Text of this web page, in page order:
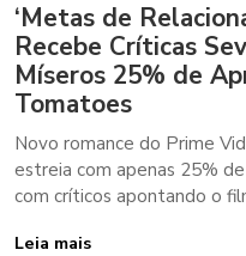
‘Metas de
Recebe Críticas
Míseros 25% de
Tomatoes
Novo romance do Prime
estreia com apenas 25%
com críticos apontando o
Leia mais